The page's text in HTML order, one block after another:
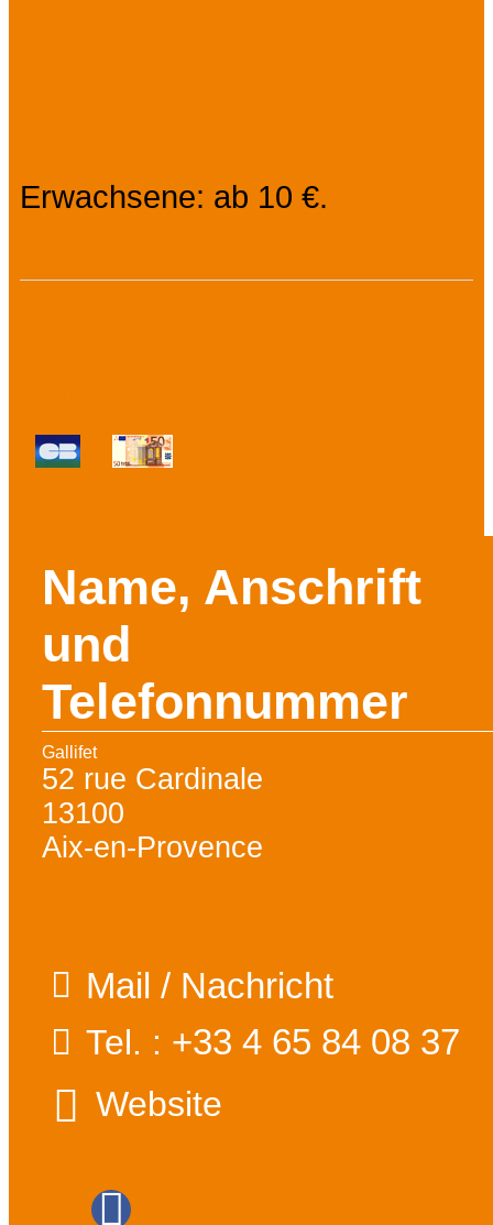
Erwachsene: ab 10 €.
Name, Anschrift
und
Telefonnummer
Gallifet
52 rue Cardinale
13100
Aix-en-Provence
Mail / Nachricht
Tel. : +33 4 65 84 08 37
Website